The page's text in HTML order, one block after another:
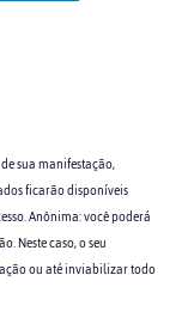
sua manifestação,
ficarão disponíveis
Anônima: você poderá
Neste caso, o seu
ou até inviabilizar todo